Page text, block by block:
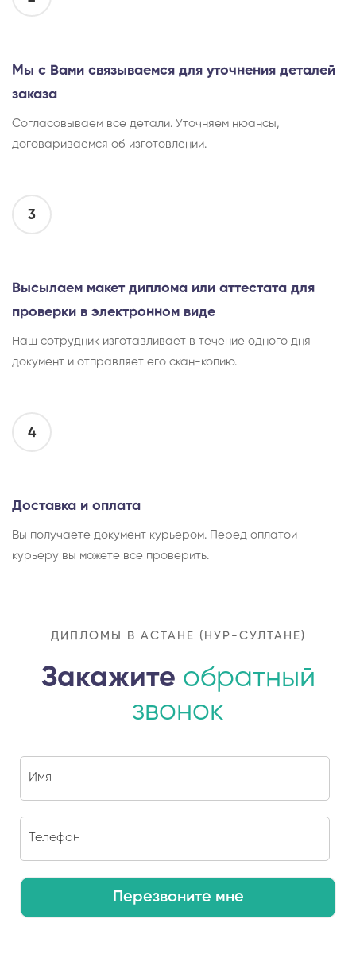
Мы с Вами связываемся для уточнения деталей
заказа
Согласовываем все детали. Уточняем нюансы,
договариваемся об изготовлении.
3
Высылаем макет диплома или аттестата для
проверки в электронном виде
Наш сотрудник изготавливает в течение одного дня
документ и отправляет его скан-копию.
4
Доставка и оплата
Вы получаете документ курьером. Перед оплатой
курьеру вы можете все проверить.
ДИПЛОМЫ В АСТАНЕ (НУР-СУЛТАНЕ)
Закажите обратный
звонок
Перезвоните мне